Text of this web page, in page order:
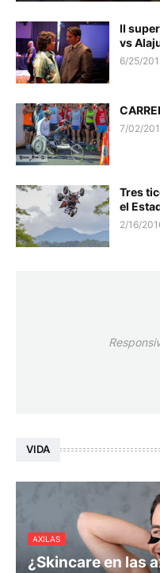
II
vs
6/25/
7/02/
Tres
el
2/16/
VIDA
AXILAS
¿Skincare en las